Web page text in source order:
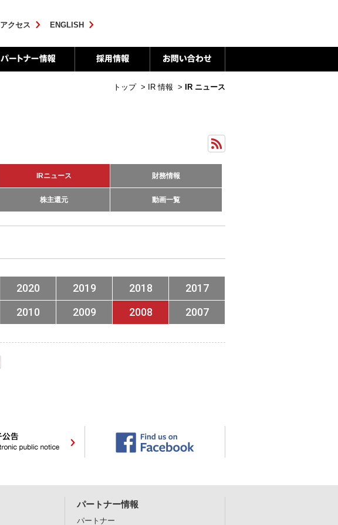
アクセス ENGLISH
トップ > IR 情報 > IR ニュース
IRニュース 財務情報
株主還元 動画一覧
2020 2019 2018
2017
2010 2009 2008 2007
パートナー情報
パートナー